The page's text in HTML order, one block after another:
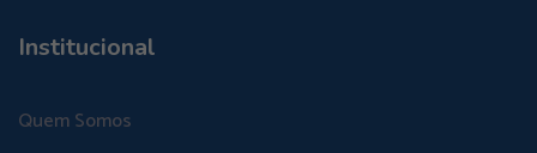
Institucional
Quem Somos